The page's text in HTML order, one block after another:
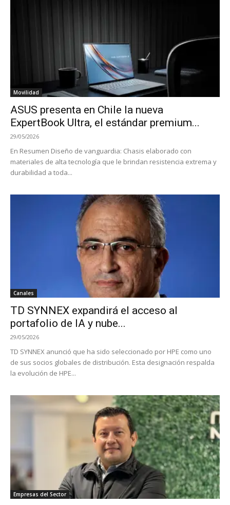
Movilidad
ASUS presenta en Chile la nueva
ExpertBook Ultra, el estándar premium...
29/05/2026
En Resumen Diseño de vanguardia: Chasis elaborado con
materiales de alta tecnología que le brindan resistencia extrema y
durabilidad a toda...
Canales
TD SYNNEX expandirá el acceso al
portafolio de IA y nube...
29/05/2026
TD SYNNEX anunció que ha sido seleccionado por HPE como uno
de sus socios globales de distribución. Esta designación respalda
la evolución de HPE...
Empresas del Sector